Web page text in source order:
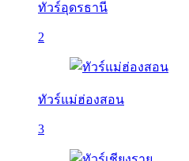
ทัวร์อุดรธานี
2
ทัวร์แม่ฮ่องสอน
3